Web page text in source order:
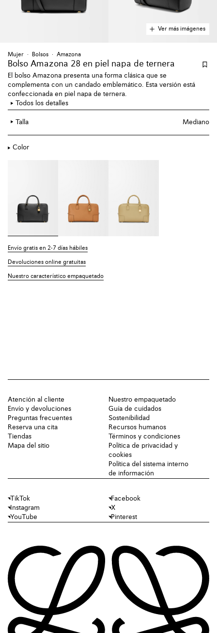
Ver más imágenes
Mujer Bolsos Amazona
Bolso Amazona 28 en piel napa de ternera
El bolso Amazona presenta una forma clásica que se
complementa con un candado emblemático. Esta versión está
confeccionada en piel napa de ternera.
Todos los detalles
Talla Mediano
Color
Envío gratis en 2-7 días hábiles
Devoluciones online gratuitas
Nuestro característico empaquetado
Atención al cliente
Envío y devoluciones
Preguntas frecuentes
Reserva una cita
Tiendas
Mapa del sitio
Nuestro empaquetado
Guía de cuidados
Sostenibilidad
Recursos humanos
Términos y condiciones
Política de privacidad y
cookies
Política del sistema interno
de información
TikTok
Facebook
Instagram
X
YouTube
Pinterest